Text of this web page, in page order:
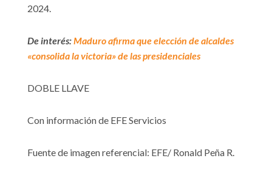
2024.
De interés:Maduro afirma que elección de alcaldes
«consolida la victoria» de las presidenciales
DOBLE LLAVE
Con información de EFE Servicios
Fuente de imagen referencial: EFE/ Ronald Peña R.